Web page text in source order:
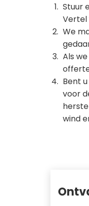
Stuur
Vertel
We
Als
Bent
voor
wind